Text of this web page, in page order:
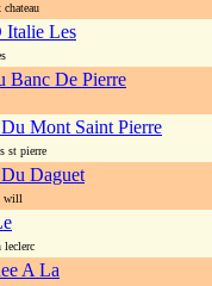
Italie Les
Banc De Pierre
Mont Saint Pierre
st pierre
Daguet
will
leclerc
A La